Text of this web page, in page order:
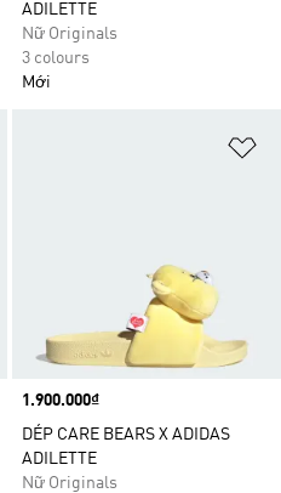
ADILETTE
Nữ Originals
3 colours
Mới
Price
1.900.000₫
DÉP CARE BEARS X ADIDAS
ADILETTE
Nữ Originals